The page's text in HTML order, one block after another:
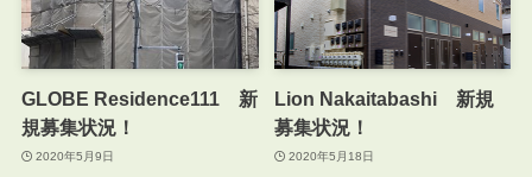
GLOBE Residence111 新
規募集状況！
2020年5月9日
Lion Nakaitabashi 新規
募集状況！
2020年5月18日